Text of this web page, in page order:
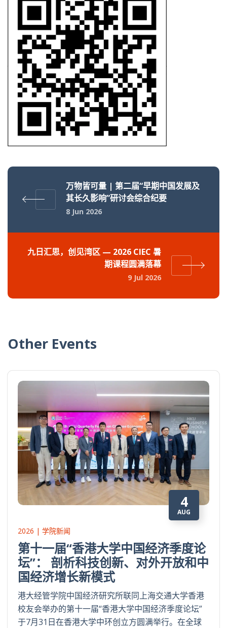
万物皆可量 | 第二届“早期中国发展及
其长久影响”研讨会综合纪要
8 Jun 2026
九日汇思，创见湾区 — 2026 CIEC 暑
期课程圆满落幕
9 Jul 2026
Other Events
4
AUG
2026 | 学院新闻
第十一届“香港大学中国经济季度论
坛”： 剖析科技创新、对外开放和中
国经济增长新模式
港大经管学院中国经济研究所联同上海交通大学香港
校友会举办的第十一届“香港大学中国经济季度论坛”
于7月31日在香港大学中环创立方圆满举行。在全球